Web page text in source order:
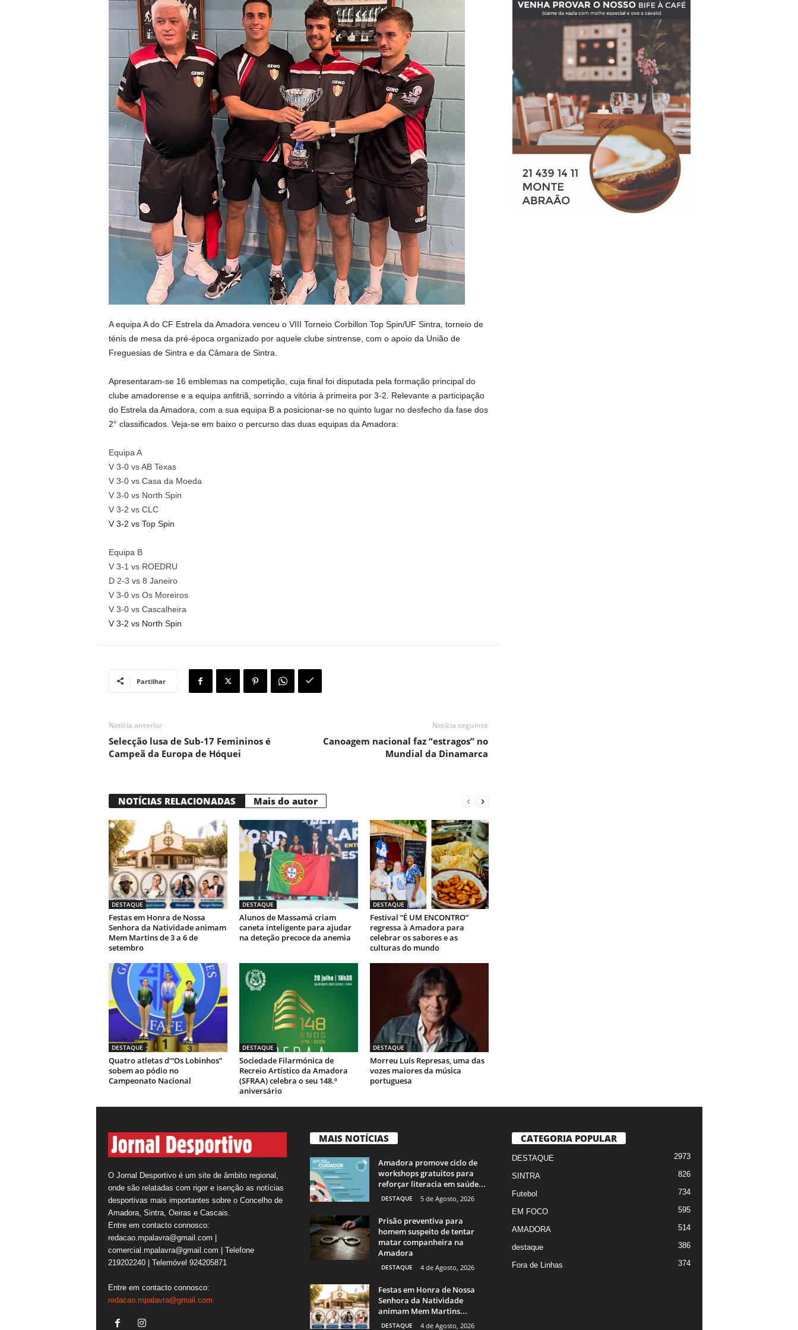
A equipa A do CF Estrela da Amadora venceu o VIII Torneio Corbillon Top Spin/UF Sintra, torneio de
ténis de mesa da pré-época organizado por aquele clube sintrense, com o apoio da União de
Freguesias de Sintra e da Câmara de Sintra.
Apresentaram-se 16 emblemas na competição, cuja final foi disputada pela formação principal do
clube amadorense e a equipa anfitriã, sorrindo a vitória à primeira por 3-2. Relevante a participação
do Estrela da Amadora, com a sua equipa B a posicionar-se no quinto lugar no desfecho da fase dos
2° classificados. Veja-se em baixo o percurso das duas equipas da Amadora:
Equipa A
V 3-0 vs AB Texas
V 3-0 vs Casa da Moeda
V 3-0 vs North Spin
V 3-2 vs CLC
V 3-2 vs Top Spin
Equipa B
V 3-1 vs ROEDRU
D 2-3 vs 8 Janeiro
V 3-0 vs Os Moreiros
V 3-0 vs Cascalheira
V 3-2 vs North Spin
Partilhar
Notícia anterior
Selecção lusa de Sub-17 Femininos é
Campeã da Europa de Hóquei
Notícia seguinte
Canoagem nacional faz “estragos” no
Mundial da Dinamarca
NOTÍCIAS RELACIONADAS Mais do autor
DESTAQUE
Festas em Honra de Nossa
Senhora da Natividade animam
Mem Martins de 3 a 6 de
setembro
DESTAQUE
Alunos de Massamá criam
caneta inteligente para ajudar
na deteção precoce da anemia
DESTAQUE
Festival “É UM ENCONTRO”
regressa à Amadora para
celebrar os sabores e as
culturas do mundo
DESTAQUE
Quatro atletas d’“Os Lobinhos”
sobem ao pódio no
Campeonato Nacional
DESTAQUE
Sociedade Filarmónica de
Recreio Artístico da Amadora
(SFRAA) celebra o seu 148.º
aniversário
DESTAQUE
Morreu Luís Represas, uma das
vozes maiores da música
portuguesa
O Jornal Desportivo é um site de âmbito regional,
onde são relatadas com rigor e isenção as notícias
desportivas mais importantes sobre o Concelho de
Amadora, Sintra, Oeiras e Cascais.
Entre em contacto connosco:
redacao.mpalavra@gmail.com |
comercial.mpalavra@gmail.com | Telefone
219202240 | Telemóvel 924205871
Entre em contacto connosco:
redacao.mpalavra@gmail.com
MAIS NOTÍCIAS
Amadora promove ciclo de
workshops gratuitos para
reforçar literacia em saúde...
DESTAQUE 5 de Agosto, 2026
Prisão preventiva para
homem suspeito de tentar
matar companheira na
Amadora
DESTAQUE 4 de Agosto, 2026
Festas em Honra de Nossa
Senhora da Natividade
animam Mem Martins...
DESTAQUE 4 de Agosto, 2026
CATEGORIA POPULAR
DESTAQUE 2973
SINTRA 826
Futebol 734
EM FOCO 595
AMADORA 514
destaque 386
Fora de Linhas 374